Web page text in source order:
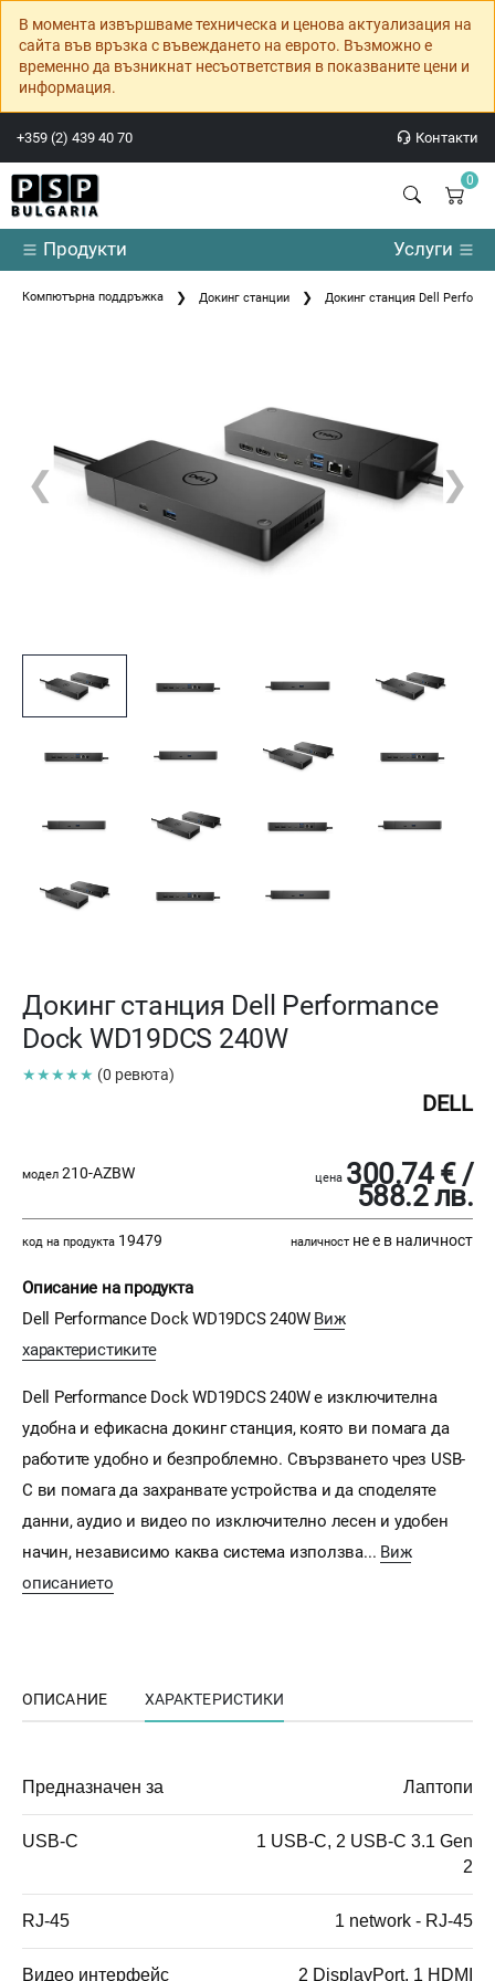
В момента извършваме техническа и ценова актуализация на
сайта във връзка с въвеждането на еврото. Възможно е
временно да възникнат несъответствия в показваните цени и
информация.
+359 (2) 439 40 70 Контакти
0
Продукти Услуги
Компютърна поддръжка Докинг станции Докинг станция Dell
❮ ❯
Докинг станция Dell Performance
Dock WD19DCS 240W
★★★★★ (0 ревюта)
DELL
модел 210-AZBW цена 300.74 € /
588.2 лв.
код на продукта 19479 наличност не е в наличност
Описание на продукта
Dell Performance Dock WD19DCS 240W Виж
характеристиките
Dell Performance Dock WD19DCS 240W е изключителна
удобна и ефикасна докинг станция, която ви помага да
работите удобно и безпроблемно. Свързването чрез USB-
C ви помага да захранвате устройства и да споделяте
данни, аудио и видео по изключително лесен и удобен
начин, независимо каква система използва... Виж
описанието
ОПИСАНИЕ ХАРАКТЕРИСТИКИ
Предназначен за Лаптопи
USB-C
1 USB-C, 2 USB-C 3.1 Gen
2
RJ-45 1 network - RJ-45
Видео интерфейс 2 DisplayPort, 1 HDMI